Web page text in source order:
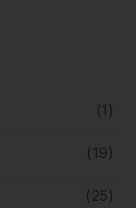
(1)
(19)
(25)